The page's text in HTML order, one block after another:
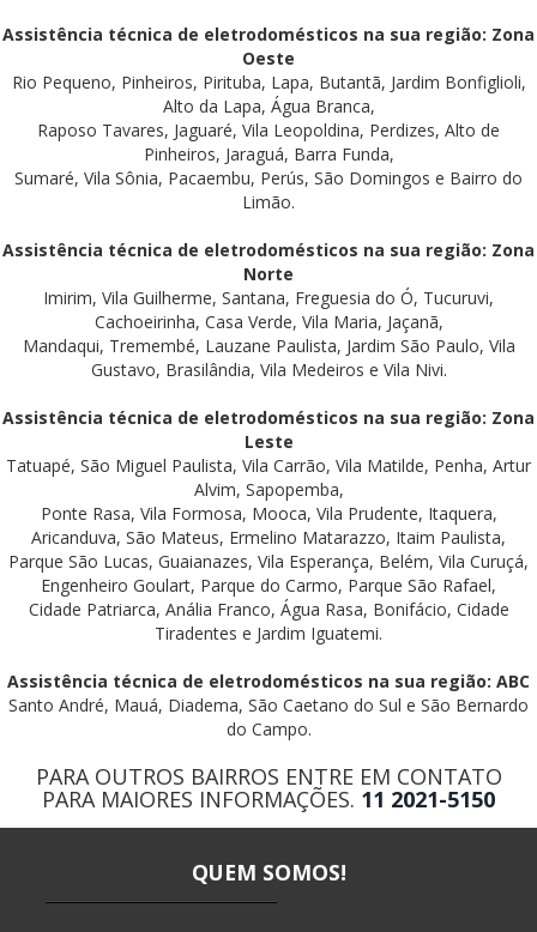
Assistência técnica de eletrodomésticos na sua região: Zona
Oeste
Rio Pequeno, Pinheiros, Pirituba, Lapa, Butantã, Jardim Bonfiglioli,
Alto da Lapa, Água Branca,
Raposo Tavares, Jaguaré, Vila Leopoldina, Perdizes, Alto de
Pinheiros, Jaraguá, Barra Funda,
Sumaré, Vila Sônia, Pacaembu, Perús, São Domingos e Bairro do
Limão.
Assistência técnica de eletrodomésticos na sua região: Zona
Norte
Imirim, Vila Guilherme, Santana, Freguesia do Ó, Tucuruvi,
Cachoeirinha, Casa Verde, Vila Maria, Jaçanã,
Mandaqui, Tremembé, Lauzane Paulista, Jardim São Paulo, Vila
Gustavo, Brasilândia, Vila Medeiros e Vila Nivi.
Assistência técnica de eletrodomésticos na sua região: Zona
Leste
Tatuapé, São Miguel Paulista, Vila Carrão, Vila Matilde, Penha, Artur
Alvim, Sapopemba,
Ponte Rasa, Vila Formosa, Mooca, Vila Prudente, Itaquera,
Aricanduva, São Mateus, Ermelino Matarazzo, Itaim Paulista,
Parque São Lucas, Guaianazes, Vila Esperança, Belém, Vila Curuçá,
Engenheiro Goulart, Parque do Carmo, Parque São Rafael,
Cidade Patriarca, Anália Franco, Água Rasa, Bonifácio, Cidade
Tiradentes e Jardim Iguatemi.
Assistência técnica de eletrodomésticos na sua região: ABC
Santo André, Mauá, Diadema, São Caetano do Sul e São Bernardo
do Campo.
PARA OUTROS BAIRROS ENTRE EM CONTATO
PARA MAIORES INFORMAÇÕES. 11 2021-5150
QUEM SOMOS!